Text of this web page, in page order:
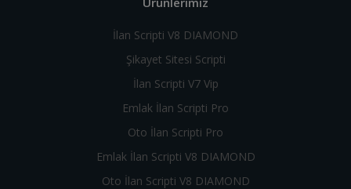
İlan Scripti V8 DIAMOND
Şikayet Sitesi Scripti
İlan Scripti V7 Vip
Emlak İlan Scripti Pro
Oto İlan Scripti Pro
Emlak İlan Scripti V8 DIAMOND
Oto İlan Scripti V8 DIAMOND